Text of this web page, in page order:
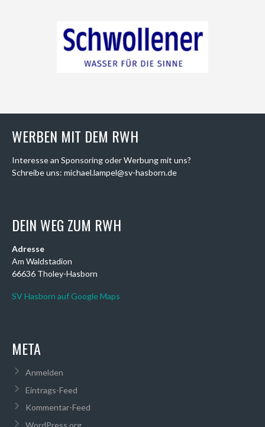
WERBEN MIT DEM RWH
Interesse an Sponsoring oder Werbung mit uns?
Schreibe uns: michael.lampel@sv-hasborn.de
DEIN WEG ZUM RWH
Adresse
Am Waldstadion
66636 Tholey-Hasborn
SV Hasborn auf Google Maps
META
Anmelden
Eintrags-Feed
Kommentar-Feed
WordPress.org